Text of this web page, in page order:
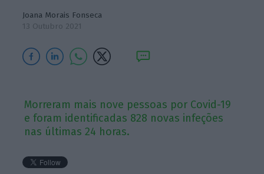
Joana Morais Fonseca
13 Outubro 2021
Morreram mais nove pessoas por Covid-19
e foram identificadas 828 novas infeções
nas últimas 24 horas.